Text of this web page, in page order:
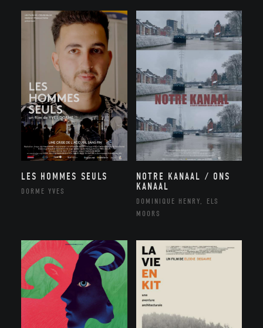
LES HOMMES SEULS
DORME YVES
NOTRE KANAAL / ONS
KANAAL
DOMINIQUE HENRY, ELS
MOORS